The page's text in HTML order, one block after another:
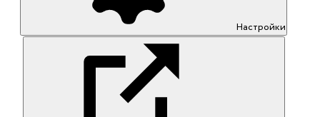
Настройки